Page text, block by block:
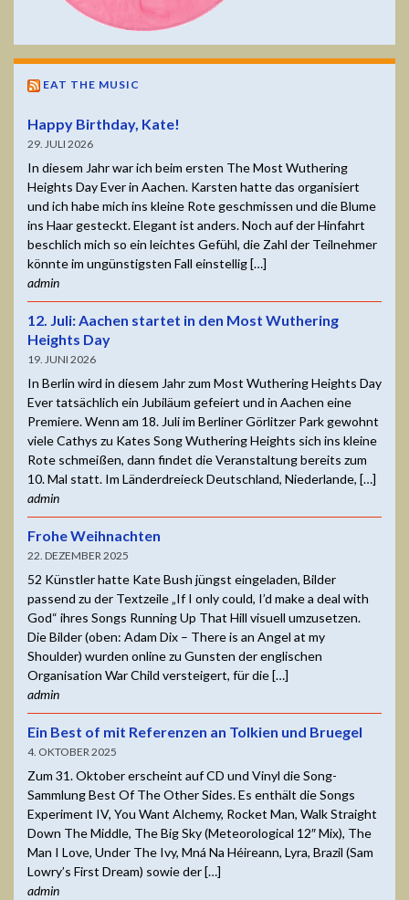
EAT THE MUSIC
Happy Birthday, Kate!
29. JULI 2026
In diesem Jahr war ich beim ersten The Most Wuthering
Heights Day Ever in Aachen. Karsten hatte das organisiert
und ich habe mich ins kleine Rote geschmissen und die Blume
ins Haar gesteckt. Elegant ist anders. Noch auf der Hinfahrt
beschlich mich so ein leichtes Gefühl, die Zahl der Teilnehmer
könnte im ungünstigsten Fall einstellig […]
admin
12. Juli: Aachen startet in den Most Wuthering
Heights Day
19. JUNI 2026
In Berlin wird in diesem Jahr zum Most Wuthering Heights Day
Ever tatsächlich ein Jubiläum gefeiert und in Aachen eine
Premiere. Wenn am 18. Juli im Berliner Görlitzer Park gewohnt
viele Cathys zu Kates Song Wuthering Heights sich ins kleine
Rote schmeißen, dann findet die Veranstaltung bereits zum
10. Mal statt. Im Länderdreieck Deutschland, Niederlande, […]
admin
Frohe Weihnachten
22. DEZEMBER 2025
52 Künstler hatte Kate Bush jüngst eingeladen, Bilder
passend zu der Textzeile „If I only could, I’d make a deal with
God“ ihres Songs Running Up That Hill visuell umzusetzen.
Die Bilder (oben: Adam Dix – There is an Angel at my
Shoulder) wurden online zu Gunsten der englischen
Organisation War Child versteigert, für die […]
admin
Ein Best of mit Referenzen an Tolkien und Bruegel
4. OKTOBER 2025
Zum 31. Oktober erscheint auf CD und Vinyl die Song-
Sammlung Best Of The Other Sides. Es enthält die Songs
Experiment IV, You Want Alchemy, Rocket Man, Walk Straight
Down The Middle, The Big Sky (Meteorological 12″ Mix), The
Man I Love, Under The Ivy, Mná Na Héireann, Lyra, Brazil (Sam
Lowry’s First Dream) sowie der […]
admin